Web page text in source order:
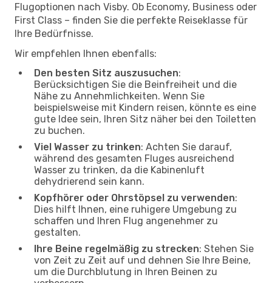
Flugoptionen nach Visby. Ob Economy, Business oder
First Class – finden Sie die perfekte Reiseklasse für
Ihre Bedürfnisse.
Wir empfehlen Ihnen ebenfalls:
Den besten Sitz auszusuchen:
Berücksichtigen Sie die Beinfreiheit und die
Nähe zu Annehmlichkeiten. Wenn Sie
beispielsweise mit Kindern reisen, könnte es eine
gute Idee sein, Ihren Sitz näher bei den Toiletten
zu buchen.
Viel Wasser zu trinken: Achten Sie darauf,
während des gesamten Fluges ausreichend
Wasser zu trinken, da die Kabinenluft
dehydrierend sein kann.
Kopfhörer oder Ohrstöpsel zu verwenden:
Dies hilft Ihnen, eine ruhigere Umgebung zu
schaffen und Ihren Flug angenehmer zu
gestalten.
Ihre Beine regelmäßig zu strecken: Stehen Sie
von Zeit zu Zeit auf und dehnen Sie Ihre Beine,
um die Durchblutung in Ihren Beinen zu